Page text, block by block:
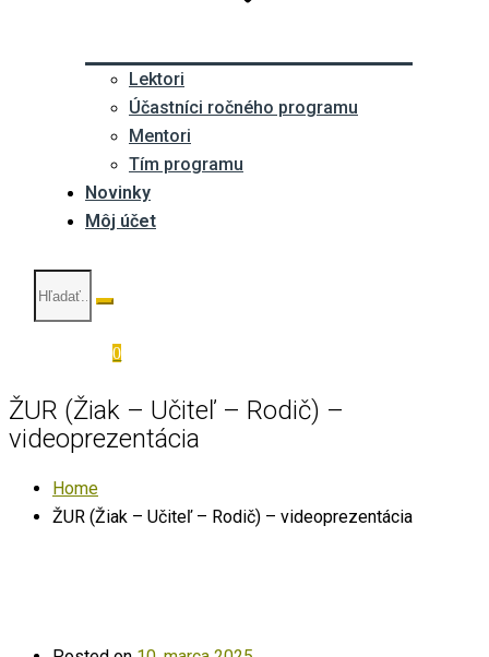
Lektori
Účastníci ročného programu
Mentori
Tím programu
Novinky
Môj účet
0
ŽUR (Žiak – Učiteľ – Rodič) –
videoprezentácia
Home
ŽUR (Žiak – Učiteľ – Rodič) – videoprezentácia